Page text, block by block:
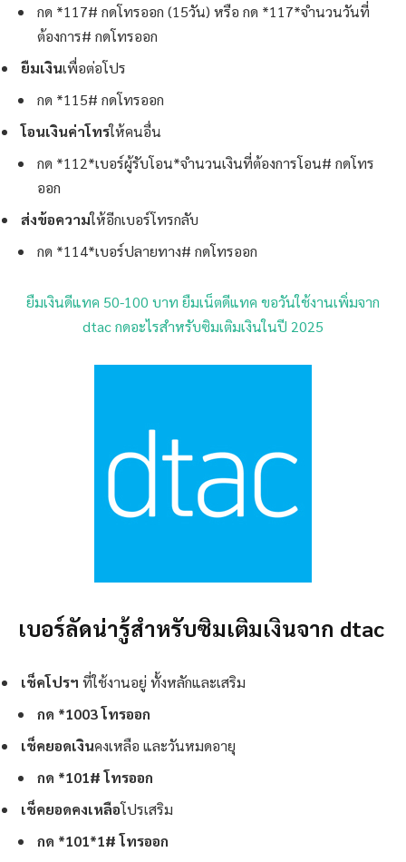
กด *117# กดโทรออก (15วัน) หรือ กด *117*จำนวนวันที่
ต้องการ# กดโทรออก
ยืมเงินเพื่อต่อโปร
กด *115# กดโทรออก
โอนเงินค่าโทรให้คนอื่น
กด *112*เบอร์ผู้รับโอน*จำนวนเงินที่ต้องการโอน# กดโทร
ออก
ส่งข้อความให้อีกเบอร์โทรกลับ
กด *114*เบอร์ปลายทาง# กดโทรออก
ยืมเงินดีแทค 50-100 บาท ยืมเน็ตดีแทค ขอวันใช้งานเพิ่มจาก
dtac กดอะไรสำหรับซิมเติมเงินในปี 2025
เบอร์ลัดน่ารู้สำหรับซิมเติมเงินจาก dtac
เช็คโปรฯ ที่ใช้งานอยู่ ทั้งหลักและเสริม
กด *1003 โทรออก
เช็คยอดเงินคงเหลือ และวันหมดอายุ
กด *101# โทรออก
เช็คยอดคงเหลือโปรเสริม
กด *101*1# โทรออก